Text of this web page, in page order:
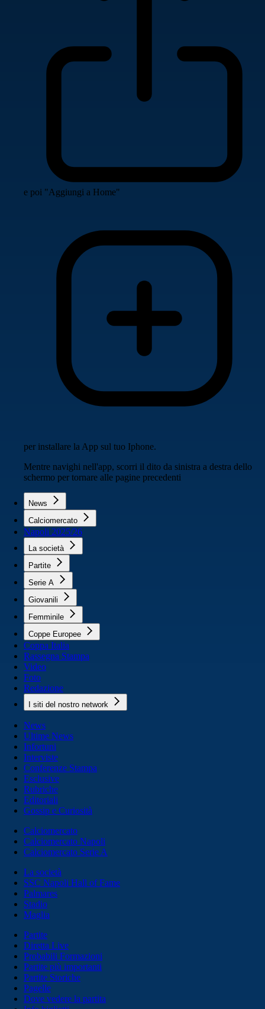
e poi "Aggiungi a Home"
per installare la App sul tuo Iphone.
Mentre navighi nell'app, scorri il dito da sinistra a destra dello
schermo per tornare alle pagine precedenti
News
Calciomercato
Napoli 2025/26
La società
Partite
Serie A
Giovanili
Femminile
Coppe Europee
Coppa Italia
Rassegna Stampa
Video
Foto
Redazione
I siti del nostro network
News
Ultime News
Infortuni
Interviste
Conferenze Stampa
Esclusive
Rubriche
Editoriali
Gossip e Curiosità
Calciomercato
Calciomercato Napoli
Calciomercato Serie A
La società
SSC Napoli Hall of Fame
Palmares
Stadio
Maglia
Partite
Diretta Live
Probabili Formazioni
Partite più importanti
Partite Storiche
Pagelle
Dove vedere la partita